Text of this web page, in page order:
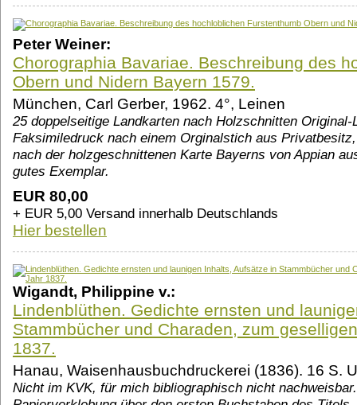
Peter Weiner:
Chorographia Bavariae. Beschreibung des
Obern und Nidern Bayern 1579.
München, Carl Gerber, 1962. 4°, Leinen
25 doppelseitige Landkarten nach Holzschnitten
Faksimiledruck nach einem Orginalstich aus
nach der holzgeschnittenen Karte Bayerns von Appian
gutes Exemplar.
EUR 80,00
+ EUR 5,00 Versand innerhalb Deutschlands
Hier bestellen
Wigandt, Philippine v.:
Lindenblüthen. Gedichte ernsten und
Stammbücher und Charaden, zum
1837.
Hanau, Waisenhausbuchdruckerei (1836). 16 S.
Nicht im KVK, für mich bibliographisch nicht